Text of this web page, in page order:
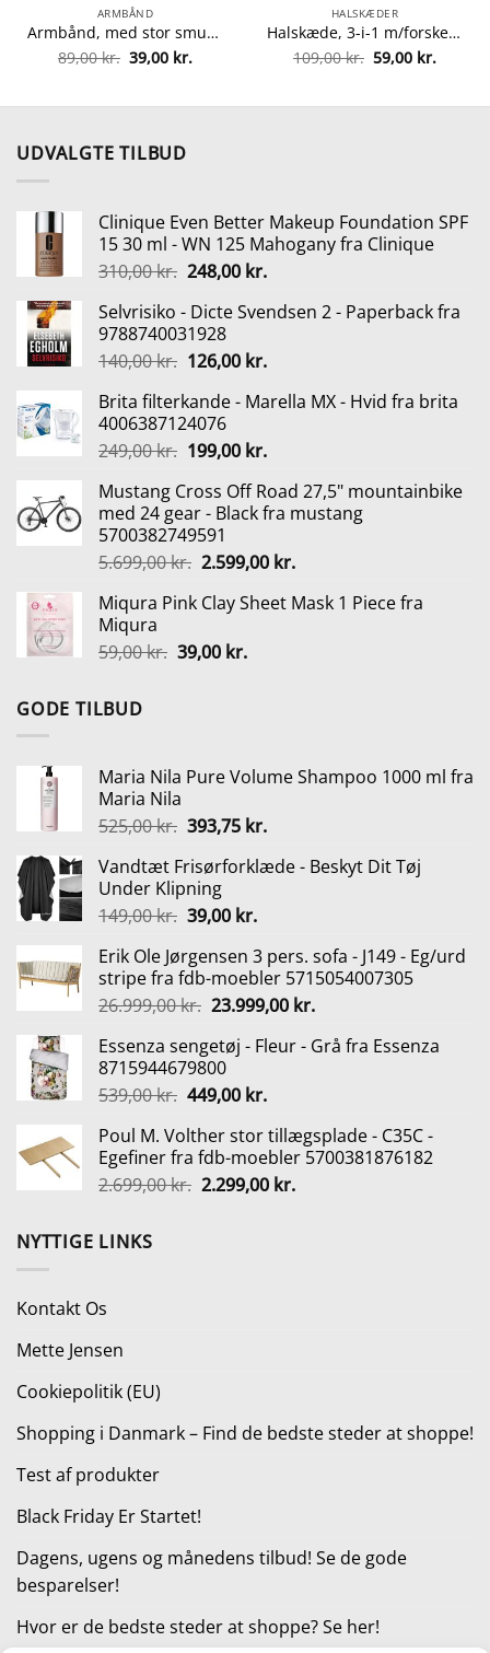
ARMBÅND
Armbånd, med stor smuk sten
89,00kr. Den
oprindelige
89,00 kr..
39,00 kr.
aktuelle
39,00 kr..
HALSKÆDER
Halskæde, 3-i-1 m/forskellige vedhæng, justerbar
109,00kr. Den
oprindelige
109,00 kr..
59,00 kr.
59,00
UDVALGTE TILBUD
Clinique Even Better Makeup Foundation SPF
15 30 ml - WN 125 Mahogany fra Clinique
310,00kr. Den
pris
var:
310,00 kr..
248,00 kr.Den
pris
248,00 kr..
Selvrisiko - Dicte Svendsen 2 - Paperback fra
9788740031928
140,00kr. Den
pris
var:
140,00 kr..
126,00 kr.Den
pris
126,00 kr..
Brita filterkande - Marella MX - Hvid fra brita
4006387124076
249,00kr. Den
pris
var:
249,00 kr..
199,00 kr.Den
pris
er:
Mustang Cross Off Road 27,5" mountainbike
med 24 gear - Black fra mustang
5700382749591
5.699,00kr. Den
pris
5.699,00 kr..
2.599,00 kr.Den
pris
Miqura Pink Clay Sheet Mask 1 Piece fra
Miqura
59,00kr. Den
39,00 kr.Den
GODE TILBUD
Maria Nila Pure Volume Shampoo 1000 ml fra
Maria Nila
525,00kr. Den
pris
var:
525,00 kr..
393,75 kr.Den
pris
Vandtæt Frisørforklæde - Beskyt Dit Tøj
Under Klipning
149,00kr. Den
pris
var:
149,00 kr..
39,00 kr.Den
pris
er:
39,00 kr..
Erik Ole Jørgensen 3 pers. sofa - J149 - Eg/urd
stripe fra fdb-moebler 5715054007305
26.999,00kr. Den
pris
var:
26.999,00 kr..
23.999,00 kr.Den
pris
Essenza sengetøj - Fleur - Grå fra Essenza
8715944679800
539,00kr. Den
pris
var:
539,00 kr..
449,00 kr.Den
pris
er:
449,00 kr..
Poul M. Volther stor tillægsplade - C35C -
Egefiner fra fdb-moebler 5700381876182
2.699,00kr. Den
2.299,00 kr.Den
NYTTIGE LINKS
Kontakt Os
Mette Jensen
Cookiepolitik (EU)
Shopping i Danmark – Find de bedste steder at shoppe!
Test af produkter
Black Friday Er Startet!
Dagens, ugens og månedens tilbud! Se de gode
besparelser!
Hvor er de bedste steder at shoppe? Se her!